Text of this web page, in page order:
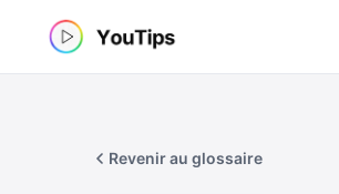
Revenir au glossaire